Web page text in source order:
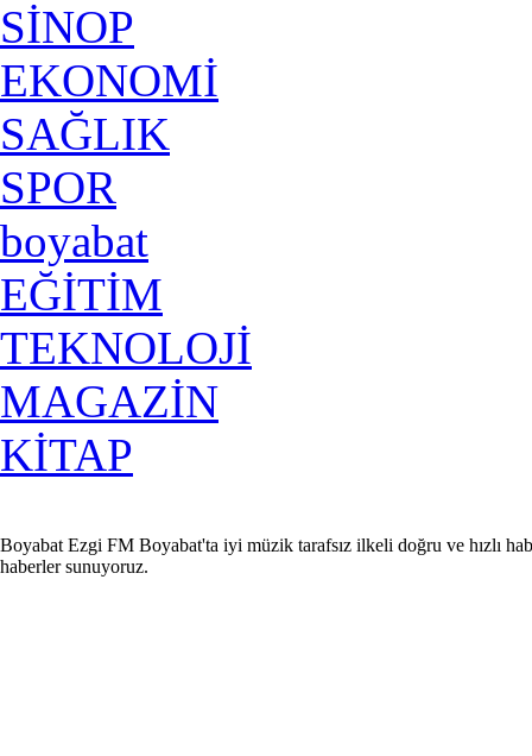
SİNOP
EKONOMİ
SAĞLIK
SPOR
boyabat
EĞİTİM
TEKNOLOJİ
MAGAZİN
KİTAP
Boyabat Ezgi FM Boyabat'ta iyi müzik tarafsız ilkeli doğru ve hızlı
haberler sunuyoruz.